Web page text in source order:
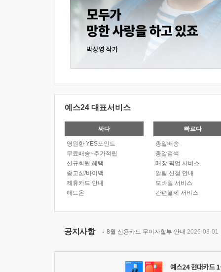
예스24 대표서비스
싸다
영원한 YES포인트
무료배송+추가적립
신규회원 혜택
중고샵/바이백
제휴카드 안내
애드온
빠르다
총알배송
총알검색
매장 픽업 서비스
알림 신청 안내
모바일 서비스
간편결제 서비스
공지사항 8월 신용카드 무이자할부 안내 2026-08-01